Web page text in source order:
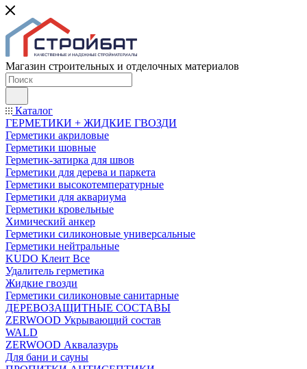
Магазин строительных и отделочных материалов
Каталог
ГЕРМЕТИКИ + ЖИДКИЕ ГВОЗДИ
Герметики акриловые
Герметики шовные
Герметик-затирка для швов
Герметики для дерева и паркета
Герметики высокотемпературные
Герметики для аквариума
Герметики кровельные
Химический анкер
Герметики силиконовые универсальные
Герметики нейтральные
KUDO Клеит Все
Удалитель герметика
Жидкие гвозди
Герметики силиконовые санитарные
ДЕРЕВОЗАЩИТНЫЕ СОСТАВЫ
ZERWOOD Укрывающий состав
WALD
ZERWOOD Аквалазурь
Для бани и сауны